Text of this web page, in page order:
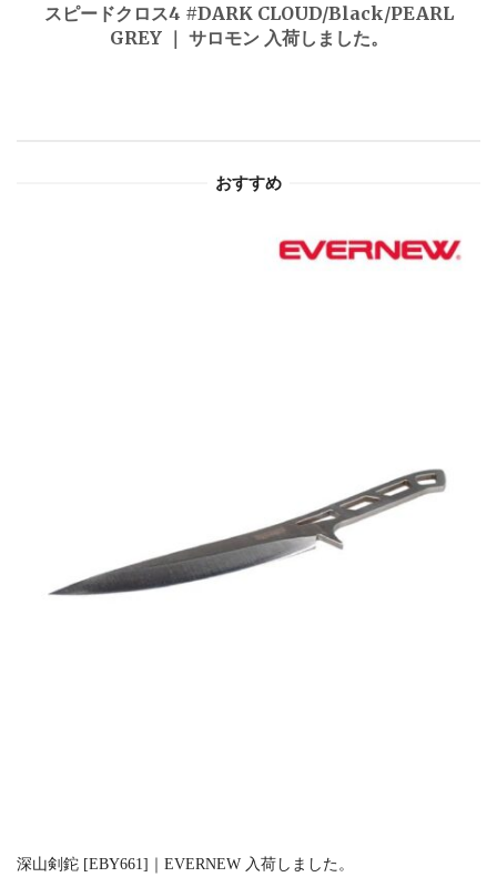
スピードクロス4 #DARK CLOUD/Black/PEARL
GREY ｜ サロモン 入荷しました。
おすすめ
深山剣鉈 [EBY661]｜EVERNEW 入荷しました。